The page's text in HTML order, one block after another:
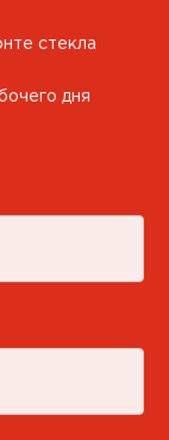
стекла
дня